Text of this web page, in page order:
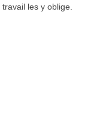
travail les y oblige.